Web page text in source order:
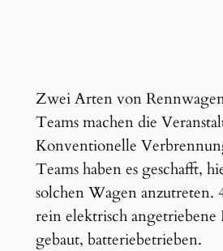
Zwei Arten von
Teams machen die
Konventionelle
Teams haben es geschafft,
solchen Wagen anzutreten.
rein elektrisch angetriebene
gebaut, batteriebetrieben.